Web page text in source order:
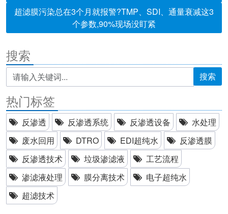
超滤膜污染总在3个月就报警?TMP、SDI、通量衰减这3
个参数,90%现场没盯紧
搜索
搜索
热门标签
反渗透 反渗透系统 反渗透设备
水处理
废水回用
DTRO EDI超纯水
反渗透膜
反渗透技术
垃圾渗滤液
工艺流程
渗滤液处理
膜分离技术
电子超纯水
超滤技术